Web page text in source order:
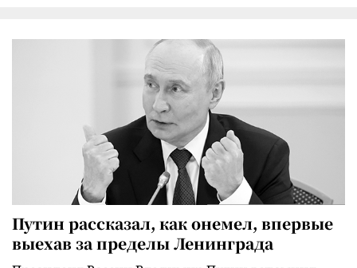
Путин рассказал, как онемел, впервые
выехав за пределы Ленинграда